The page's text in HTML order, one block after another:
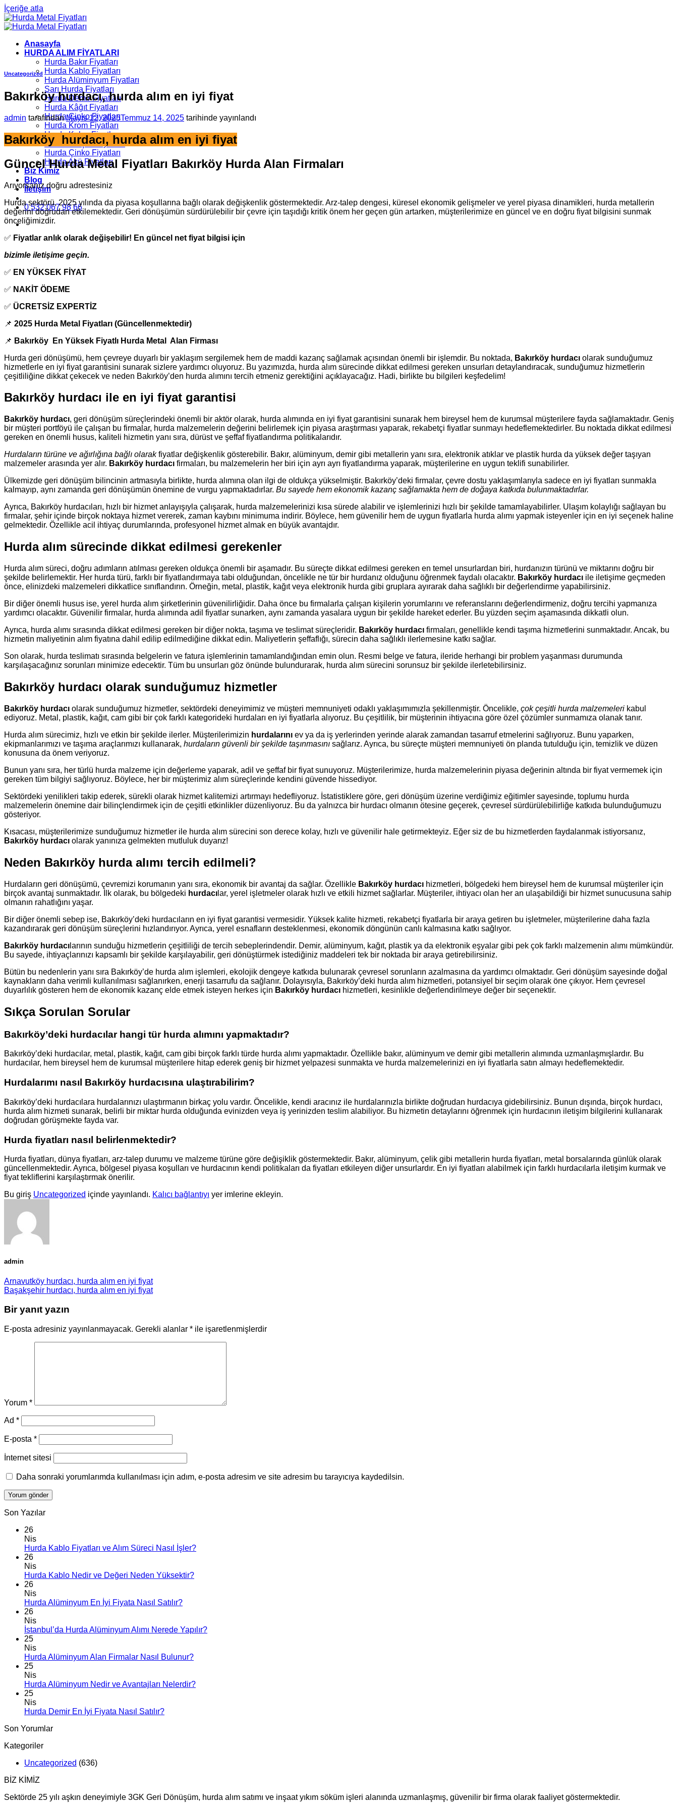
İçeriğe atla
Anasayfa
HURDA ALIM FİYATLARI
Hurda Bakır Fiyatları
Hurda Kablo Fiyatları
Hurda Alüminyum Fiyatları
Sarı Hurda Fiyatları
Hurda Demir Fiyatları
Hurda Kâğıt Fiyatları
Hurda Çinko Fiyatları
Hurda Krom Fiyatları
Hurda Kalay Fiyatları
Hurda Kurşun Fiyatları
Hurda Çinko Fiyatları
Hurda Akü Fiyatları
Biz Kimiz
Blog
İletişim
0 532 067 98 66
Uncategorized
Bakırköy hurdacı, hurda alım en iyi fiyat
admin tarafından Mayıs 12, 2025Temmuz 14, 2025 tarihinde yayınlandı
Bakırköy hurdacı, hurda alım en iyi fiyat
Güncel Hurda Metal Fiyatları Bakırköy Hurda Alan Firmaları
Arıyorsanız doğru adrestesiniz
Hurda sektörü, 2025 yılında da piyasa koşullarına bağlı olarak değişkenlik göstermektedir. Arz-talep dengesi, küresel ekonomik gelişmeler ve yerel piyasa dinamikleri, hurda metallerin
değerini doğrudan etkilemektedir. Geri dönüşümün sürdürülebilir bir çevre için taşıdığı kritik önem her geçen gün artarken, müşterilerimize en güncel ve en doğru fiyat bilgisini sunmak
önceliğimizdir.
✅ Fiyatlar anlık olarak değişebilir! En güncel net fiyat bilgisi için
bizimle iletişime geçin.
✅ EN YÜKSEK FİYAT
✅ NAKİT ÖDEME
✅ ÜCRETSİZ EXPERTİZ
📌 2025 Hurda Metal Fiyatları (Güncellenmektedir)
📌 Bakırköy En Yüksek Fiyatlı Hurda Metal Alan Firması
Hurda geri dönüşümü, hem çevreye duyarlı bir yaklaşım sergilemek hem de maddi kazanç sağlamak açısından önemli bir işlemdir. Bu noktada, Bakırköy hurdacı olarak sunduğumuz
hizmetlerle en iyi fiyat garantisini sunarak sizlere yardımcı oluyoruz. Bu yazımızda, hurda alım sürecinde dikkat edilmesi gereken unsurları detaylandıracak, sunduğumuz hizmetlerin
çeşitliliğine dikkat çekecek ve neden Bakırköy’den hurda alımını tercih etmeniz gerektiğini açıklayacağız. Hadi, birlikte bu bilgileri keşfedelim!
Bakırköy hurdacı ile en iyi fiyat garantisi
Bakırköy hurdacı, geri dönüşüm süreçlerindeki önemli bir aktör olarak, hurda alımında en iyi fiyat garantisini sunarak hem bireysel hem de kurumsal müşterilere fayda sağlamaktadır. Geniş
bir müşteri portföyü ile çalışan bu firmalar, hurda malzemelerin değerini belirlemek için piyasa araştırması yaparak, rekabetçi fiyatlar sunmayı hedeflemektedirler. Bu noktada dikkat edilmesi
gereken en önemli husus, kaliteli hizmetin yanı sıra, dürüst ve şeffaf fiyatlandırma politikalarıdır.
Hurdaların türüne ve ağırlığına bağlı olarakfiyatlar değişkenlik gösterebilir. Bakır, alüminyum, demir gibi metallerin yanı sıra, elektronik atıklar ve plastik hurda da yüksek değer taşıyan
malzemeler arasında yer alır. Bakırköy hurdacı firmaları, bu malzemelerin her biri için ayrı ayrı fiyatlandırma yaparak, müşterilerine en uygun teklifi sunabilirler.
Ülkemizde geri dönüşüm bilincinin artmasıyla birlikte, hurda alımına olan ilgi de oldukça yükselmiştir. Bakırköy’deki firmalar, çevre dostu yaklaşımlarıyla sadece en iyi fiyatları sunmakla
kalmayıp, aynı zamanda geri dönüşümün önemine de vurgu yapmaktadırlar. Bu sayede hem ekonomik kazanç sağlamakta hem de doğaya katkıda bulunmaktadırlar.
Ayrıca, Bakırköy hurdacıları, hızlı bir hizmet anlayışıyla çalışarak, hurda malzemelerinizi kısa sürede alabilir ve işlemlerinizi hızlı bir şekilde tamamlayabilirler. Ulaşım kolaylığı sağlayan bu
firmalar, şehir içinde birçok noktaya hizmet vererek, zaman kaybını minimuma indirir. Böylece, hem güvenilir hem de uygun fiyatlarla hurda alımı yapmak isteyenler için en iyi seçenek haline
gelmektedir. Özellikle acil ihtiyaç durumlarında, profesyonel hizmet almak en büyük avantajdır.
Hurda alım sürecinde dikkat edilmesi gerekenler
Hurda alım süreci, doğru adımların atılması gereken oldukça önemli bir aşamadır. Bu süreçte dikkat edilmesi gereken en temel unsurlardan biri, hurdanızın türünü ve miktarını doğru bir
şekilde belirlemektir. Her hurda türü, farklı bir fiyatlandırmaya tabi olduğundan, öncelikle ne tür bir hurdanız olduğunu öğrenmek faydalı olacaktır. Bakırköy hurdacı ile iletişime geçmeden
önce, elinizdeki malzemeleri dikkatlice sınıflandırın. Örneğin, metal, plastik, kağıt veya elektronik hurda gibi gruplara ayırarak daha sağlıklı bir değerlendirme yapabilirsiniz.
Bir diğer önemli husus ise, yerel hurda alım şirketlerinin güvenilirliğidir. Daha önce bu firmalarla çalışan kişilerin yorumlarını ve referanslarını değerlendirmeniz, doğru tercihi yapmanıza
yardımcı olacaktır. Güvenilir firmalar, hurda alımında adil fiyatlar sunarken, aynı zamanda yasalara uygun bir şekilde hareket ederler. Bu yüzden seçim aşamasında dikkatli olun.
Ayrıca, hurda alımı sırasında dikkat edilmesi gereken bir diğer nokta, taşıma ve teslimat süreçleridir. Bakırköy hurdacı firmaları, genellikle kendi taşıma hizmetlerini sunmaktadır. Ancak, bu
hizmetin maliyetinin alım fiyatına dahil edilip edilmediğine dikkat edin. Maliyetlerin şeffaflığı, sürecin daha sağlıklı ilerlemesine katkı sağlar.
Son olarak, hurda teslimatı sırasında belgelerin ve fatura işlemlerinin tamamlandığından emin olun. Resmi belge ve fatura, ileride herhangi bir problem yaşanması durumunda
karşılaşacağınız sorunları minimize edecektir. Tüm bu unsurları göz önünde bulundurarak, hurda alım sürecini sorunsuz bir şekilde ilerletebilirsiniz.
Bakırköy hurdacı olarak sunduğumuz hizmetler
Bakırköy hurdacı olarak sunduğumuz hizmetler, sektördeki deneyimimiz ve müşteri memnuniyeti odaklı yaklaşımımızla şekillenmiştir. Öncelikle, çok çeşitli hurda malzemeleri kabul
ediyoruz. Metal, plastik, kağıt, cam gibi bir çok farklı kategorideki hurdaları en iyi fiyatlarla alıyoruz. Bu çeşitlilik, bir müşterinin ihtiyacına göre özel çözümler sunmamıza olanak tanır.
Hurda alım sürecimiz, hızlı ve etkin bir şekilde ilerler. Müşterilerimizin hurdalarını ev ya da iş yerlerinden yerinde alarak zamandan tasarruf etmelerini sağlıyoruz. Bunu yaparken,
ekipmanlarımızı ve taşıma araçlarımızı kullanarak, hurdaların güvenli bir şekilde taşınmasını sağlarız. Ayrıca, bu süreçte müşteri memnuniyeti ön planda tutulduğu için, temizlik ve düzen
konusuna da önem veriyoruz.
Bunun yanı sıra, her türlü hurda malzeme için değerleme yaparak, adil ve şeffaf bir fiyat sunuyoruz. Müşterilerimize, hurda malzemelerinin piyasa değerinin altında bir fiyat vermemek için
gereken tüm bilgiyi sağlıyoruz. Böylece, her bir müşterimiz alım süreçlerinde kendini güvende hissediyor.
Sektördeki yenilikleri takip ederek, sürekli olarak hizmet kalitemizi artırmayı hedefliyoruz. İstatistiklere göre, geri dönüşüm üzerine verdiğimiz eğitimler sayesinde, toplumu hurda
malzemelerin önemine dair bilinçlendirmek için de çeşitli etkinlikler düzenliyoruz. Bu da yalnızca bir hurdacı olmanın ötesine geçerek, çevresel sürdürülebilirliğe katkıda bulunduğumuzu
gösteriyor.
Kısacası, müşterilerimize sunduğumuz hizmetler ile hurda alım sürecini son derece kolay, hızlı ve güvenilir hale getirmekteyiz. Eğer siz de bu hizmetlerden faydalanmak istiyorsanız,
Bakırköy hurdacı olarak yanınıza gelmekten mutluluk duyarız!
Neden Bakırköy hurda alımı tercih edilmeli?
Hurdaların geri dönüşümü, çevremizi korumanın yanı sıra, ekonomik bir avantaj da sağlar. Özellikle Bakırköy hurdacı hizmetleri, bölgedeki hem bireysel hem de kurumsal müşteriler için
birçok avantaj sunmaktadır. İlk olarak, bu bölgedeki hurdacı lar, yerel işletmeler olarak hızlı ve etkili hizmet sağlarlar. Müşteriler, ihtiyacı olan her an ulaşabildiği bir hizmet sunucusuna sahip
olmanın rahatlığını yaşar.
Bir diğer önemli sebep ise, Bakırköy’deki hurdacıların en iyi fiyat garantisi vermesidir. Yüksek kalite hizmeti, rekabetçi fiyatlarla bir araya getiren bu işletmeler, müşterilerine daha fazla
kazandırarak geri dönüşüm süreçlerini hızlandırıyor. Ayrıca, yerel esnafların desteklenmesi, ekonomik döngünün canlı kalmasına katkı sağlıyor.
Bakırköy hurdacı larının sunduğu hizmetlerin çeşitliliği de tercih sebeplerindendir. Demir, alüminyum, kağıt, plastik ya da elektronik eşyalar gibi pek çok farklı malzemenin alımı mümkündür.
Bu sayede, ihtiyaçlarınızı kapsamlı bir şekilde karşılayabilir, geri dönüştürmek istediğiniz maddeleri tek bir noktada bir araya getirebilirsiniz.
Bütün bu nedenlerin yanı sıra Bakırköy’de hurda alım işlemleri, ekolojik dengeye katkıda bulunarak çevresel sorunların azalmasına da yardımcı olmaktadır. Geri dönüşüm sayesinde doğal
kaynakların daha verimli kullanılması sağlanırken, enerji tasarrufu da sağlanır. Dolayısıyla, Bakırköy’deki hurda alım hizmetleri, potansiyel bir seçim olarak öne çıkıyor. Hem çevresel
duyarlılık gösteren hem de ekonomik kazanç elde etmek isteyen herkes için Bakırköy hurdacı hizmetleri, kesinlikle değerlendirilmeye değer bir seçenektir.
Sıkça Sorulan Sorular
Bakırköy’deki hurdacılar hangi tür hurda alımını yapmaktadır?
Bakırköy’deki hurdacılar, metal, plastik, kağıt, cam gibi birçok farklı türde hurda alımı yapmaktadır. Özellikle bakır, alüminyum ve demir gibi metallerin alımında uzmanlaşmışlardır. Bu
hurdacılar, hem bireysel hem de kurumsal müşterilere hitap ederek geniş bir hizmet yelpazesi sunmakta ve hurda malzemelerinizi en iyi fiyatlarla satın almayı hedeflemektedir.
Hurdalarımı nasıl Bakırköy hurdacısına ulaştırabilirim?
Bakırköy’deki hurdacılara hurdalarınızı ulaştırmanın birkaç yolu vardır. Öncelikle, kendi aracınız ile hurdalarınızla birlikte doğrudan hurdacıya gidebilirsiniz. Bunun dışında, birçok hurdacı,
hurda alım hizmeti sunarak, belirli bir miktar hurda olduğunda evinizden veya iş yerinizden teslim alabiliyor. Bu hizmetin detaylarını öğrenmek için hurdacının iletişim bilgilerini kullanarak
doğrudan görüşmekte fayda var.
Hurda fiyatları nasıl belirlenmektedir?
Hurda fiyatları, dünya fiyatları, arz-talep durumu ve malzeme türüne göre değişiklik göstermektedir. Bakır, alüminyum, çelik gibi metallerin hurda fiyatları, metal borsalarında günlük olarak
güncellenmektedir. Ayrıca, bölgesel piyasa koşulları ve hurdacının kendi politikaları da fiyatları etkileyen diğer unsurlardır. En iyi fiyatları alabilmek için farklı hurdacılarla iletişim kurmak ve
fiyat tekliflerini karşılaştırmak önerilir.
Bu giriş Uncategorized içinde yayınlandı. Kalıcı bağlantıyı yer imlerine ekleyin.
admin
Arnavutköy hurdacı, hurda alım en iyi fiyat
Başakşehir hurdacı, hurda alım en iyi fiyat
Bir yanıt yazın
E-posta adresiniz yayınlanmayacak. Gerekli alanlar * ile işaretlenmişlerdir
Yorum *
Ad *
E-posta *
İnternet sitesi
Daha sonraki yorumlarımda kullanılması için adım, e-posta adresim ve site adresim bu tarayıcıya kaydedilsin.
Son Yazılar
26
Nis
Hurda Kablo Fiyatları ve Alım Süreci Nasıl İşler?
26
Nis
Hurda Kablo Nedir ve Değeri Neden Yüksektir?
26
Nis
Hurda Alüminyum En İyi Fiyata Nasıl Satılır?
26
Nis
İstanbul’da Hurda Alüminyum Alımı Nerede Yapılır?
25
Nis
Hurda Alüminyum Alan Firmalar Nasıl Bulunur?
25
Nis
Hurda Alüminyum Nedir ve Avantajları Nelerdir?
25
Nis
Hurda Demir En İyi Fiyata Nasıl Satılır?
Son Yorumlar
Kategoriler
Uncategorized (636)
BİZ KİMİZ
Sektörde 25 yılı aşkın deneyimiyle 3GK Geri Dönüşüm, hurda alım satımı ve inşaat yıkım söküm işleri alanında uzmanlaşmış, güvenilir bir firma olarak faaliyet göstermektedir.